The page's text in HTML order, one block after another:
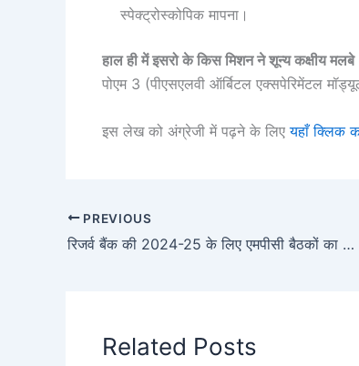
स्पेक्ट्रोस्कोपिक मापना।
हाल ही में इसरो के किस मिशन ने शून्य कक्षीय
पोएम 3 (पीएसएलवी ऑर्बिटल एक्सपेरिमेंटल
इस लेख को अंग्रेजी में पढ़ने के लिएयहाँ क्लिक
PREVIOUS
रिजर्व बैंक की 2024-25 के लिए एमपीसी बैठकों का कार्यक्रम जारी
Related Posts